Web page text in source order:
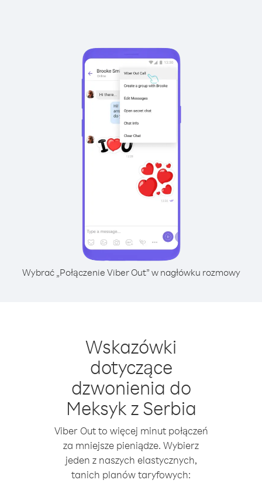
Wybrać „Połączenie Viber Out” w nagłówku rozmowy
Wskazówki
dotyczące
dzwonienia do
Meksyk z Serbia
Viber Out to więcej minut połączeń
za mniejsze pieniądze. Wybierz
jeden z naszych elastycznych,
tanich planów taryfowych: